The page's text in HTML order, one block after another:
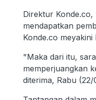
Direktur
mendapatkan
Konde.co
"Maka dari itu,
memperjuangkan
diterima, Rabu (22/